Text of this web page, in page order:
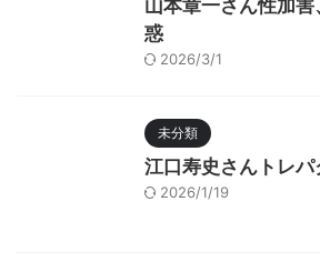
山本章一さん性加
惑
2026/3/1
未分類
江口寿史さんトレパ
2026/1/19